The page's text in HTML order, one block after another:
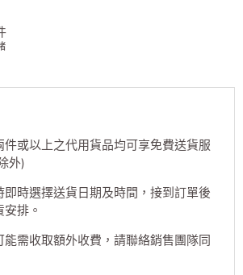
或以上之代用貨品均可享免費送貨服
外)
時選擇送貨日期及時間，接到訂單後
排。
需收取額外收費，請聯絡銷售團隊同